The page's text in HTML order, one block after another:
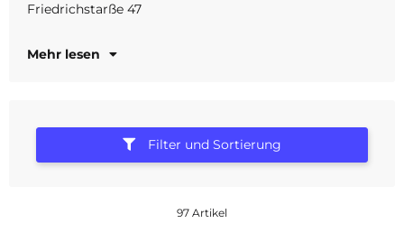
Friedrichstarße 47
Mehr lesen
Filter und Sortierung
97 Artikel